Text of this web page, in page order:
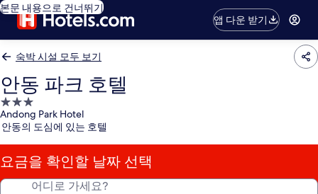
본문 내용으로 건너뛰기
앱 다운 받기
숙박 시설 모두 보기
안동 파크 호텔
3.0
성
급
숙
박
시
Andong Park Hotel
안동의 도심에 있는 호텔
요금을 확인할 날짜 선택
어디로 가세요?